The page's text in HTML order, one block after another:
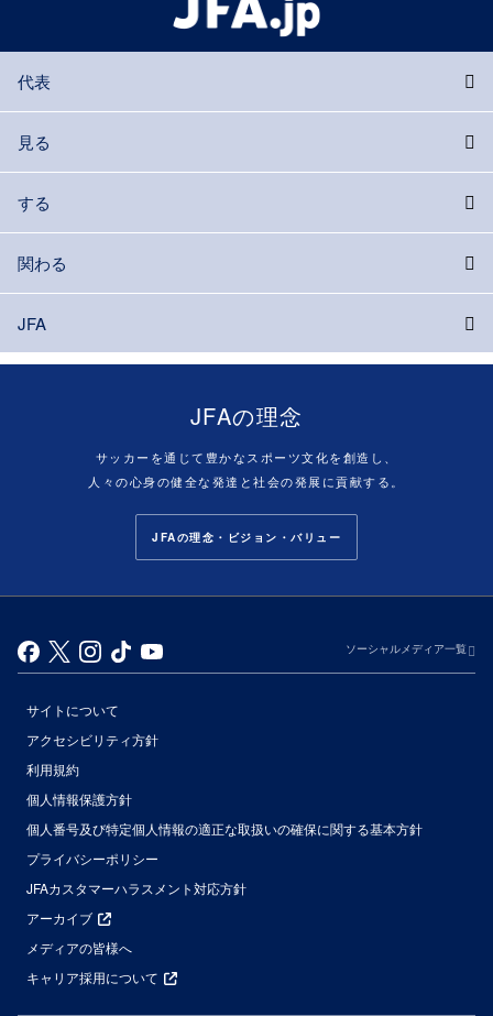
代表
見る
する
関わる
JFA
JFAの理念
サッカーを通じて豊かなスポーツ文化を創造し、
人々の心身の健全な発達と社会の発展に貢献する。
JFAの理念・ビジョン・バリュー
ソーシャルメディア一覧
サイトについて
アクセシビリティ方針
利用規約
個人情報保護方針
個人番号及び特定個人情報の適正な取扱いの確保に関する基本方針
プライバシーポリシー
JFAカスタマーハラスメント対応方針
アーカイブ
メディアの皆様へ
キャリア採用について